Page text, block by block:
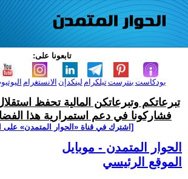
تابعونا على:
الانستغرام لينكدإن تيلكرامبنترست بودكاست
تبرعاتكم وتبرعاتكن المالية تحفظ
فشاركونا في دعم استمرارية هذا
[اشترك في قناة ‫«الحوار المتمدن» على
الحوار المتمدن - موبايل
الموقع الرئيسي